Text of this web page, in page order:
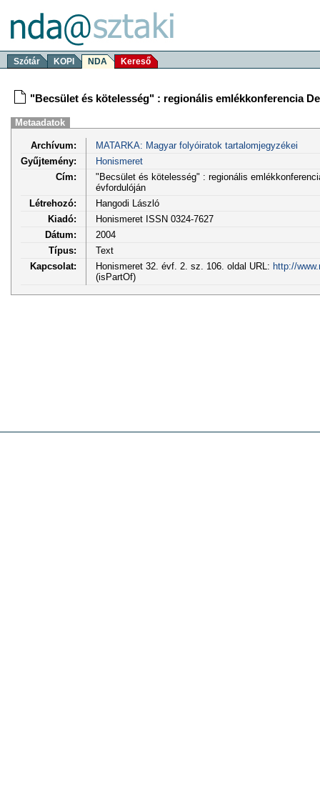
Szótár KOPI NDA Kereső
"Becsület és kötelesség" : regionális emlékkonferencia
Metaadatok
Archívum:
MATARKA: Magyar folyóiratok tartalomjegyzékei
Gyűjtemény:
Honismeret
Cím:
"Becsület és kötelesség" : regionális
évfordulóján
Létrehozó:
Hangodi László
Kiadó:
Honismeret ISSN 0324-7627
Dátum:
2004
Típus:
Text
Kapcsolat:
Honismeret 32. évf. 2. sz. 106. oldal URL: http://
(isPartOf)